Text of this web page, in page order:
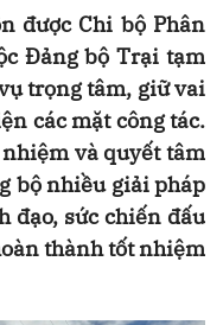
được Chi bộ Phân
Đảng bộ Trại tạm
trọng tâm, giữ vai
các mặt công tác.
và quyết tâm
bộ nhiều giải pháp
đạo, sức chiến đấu
thành tốt nhiệm